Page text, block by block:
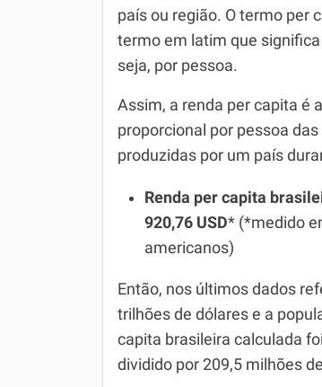
Simulador SiSUFísica
país ou região. O termo per
termo em latim que significa
seja, por pessoa.
Assim, a renda per capita é
proporcional por pessoa
produzidas por um país
Renda per capita
920,76 USD* (*medido
americanos)
Então, nos últimos dados
trilhões de dólares e a
capita brasileira calculada
dividido por 209,5 milhões